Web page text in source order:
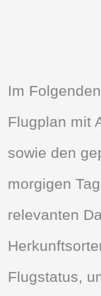
Im
Flugplan mit
sowie den
morgigen
relevanten
Flugstatus,